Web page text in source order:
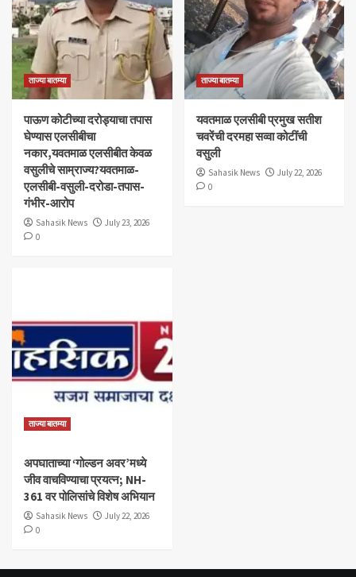
ताज्या बातम्या
पाऊण कोटीच्या दरोड्याचा तपास
घेण्यास एलसीबीचा
नकार,यवतमाळ एलसीबीत केवळ
वसुलीचे साम्राज्य?यवतमाळ-
एलसीबी-वसुली-दरोडा-तपास-
गंभीर-आरोप
Sahasik News
July 23, 2026
0
ताज्या बातम्या
यवतमाळ एलसीबी प्रमुख सतीश
चवरेंची दरमहा सव्वा कोटींची
वसुली
Sahasik News
July 22, 2026
0
ताज्या बातम्या
अपघाताच्या ‘गोल्डन अवर’मध्ये
जीव वाचविण्याचा प्रयत्न; NH-
361 वर पोलिसांचे विशेष अभियान
Sahasik News
July 22, 2026
0